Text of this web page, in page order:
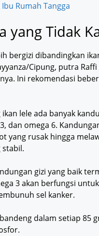
Rumah Tangga
yang Tidak
bergizi dibandingkan
Cipung, putra
Ini rekomendasi
ikan lele ada banyak
dan omega 6.
yang rusak hingga
stabil.
gizi yang baik
3 akan berfungsi
sel kanker.
dalam setiap 85